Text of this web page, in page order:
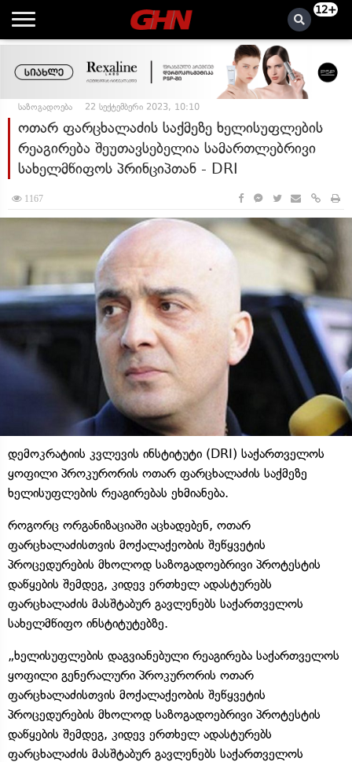
12+
საზოგადოება 22 სექტემბერი 2023, 10:10
ოთარ ფარცხალაძის საქმეზე ხელისუფლების
რეაგირება შეუთავსებელია სამართლებრივი
სახელმწიფოს პრინციპთან - DRI
1167
დემოკრატიის კვლევის ინსტიტუტი (DRI) საქართველოს
ყოფილი პროკურორის ოთარ ფარცხალაძის საქმეზე
ხელისუფლების რეაგირებას ეხმიანება.
როგორც ორგანიზაციაში აცხადებენ, ოთარ
ფარცხალაძისთვის მოქალაქეობის შეწყვეტის
პროცედურების მხოლოდ საზოგადოებრივი პროტესტის
დაწყების შემდეგ, კიდევ ერთხელ ადასტურებს
ფარცხალაძის მასშტაბურ გავლენებს საქართველოს
სახელმწიფო ინსტიტუტებზე.
„ხელისუფლების დაგვიანებული რეაგირება საქართველოს
ყოფილი გენერალური პროკურორის ოთარ
ფარცხალაძისთვის მოქალაქეობის შეწყვეტის
პროცედურების მხოლოდ საზოგადოებრივი პროტესტის
დაწყების შემდეგ, კიდევ ერთხელ ადასტურებს
ფარცხალაძის მასშტაბურ გავლენებს საქართველოს